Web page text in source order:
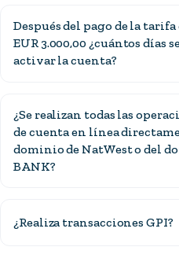
Después del pago de la
EUR 3.000,00 ¿cuántos días
activar la cuenta?
¿Se realizan todas las
de cuenta en línea
dominio de NatWest o del
BANK?
¿Realiza transacciones GPI?